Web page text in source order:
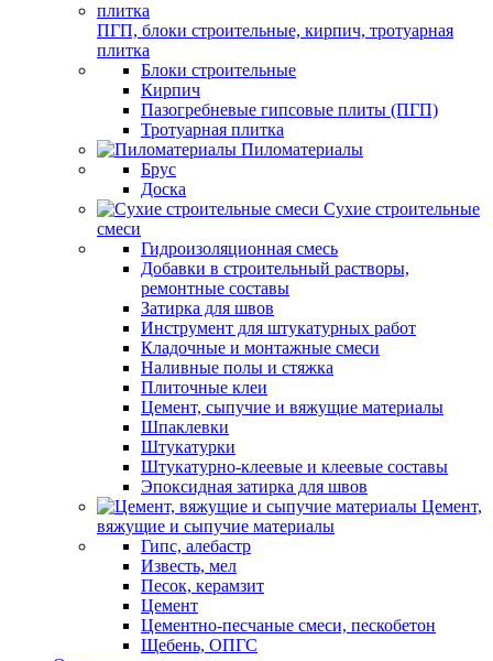
ПГП, блоки строительные, кирпич, тротуарная
плитка
Блоки строительные
Кирпич
Пазогребневые гипсовые плиты (ПГП)
Тротуарная плитка
Пиломатериалы
Брус
Доска
Сухие строительные
смеси
Гидроизоляционная смесь
Добавки в строительный растворы,
ремонтные составы
Затирка для швов
Инструмент для штукатурных работ
Кладочные и монтажные смеси
Наливные полы и стяжка
Плиточные клеи
Цемент, сыпучие и вяжущие материалы
Шпаклевки
Штукатурки
Штукатурно-клеевые и клеевые составы
Эпоксидная затирка для швов
Цемент,
вяжущие и сыпучие материалы
Гипс, алебастр
Известь, мел
Песок, керамзит
Цемент
Цементно-песчаные смеси, пескобетон
Щебень, ОПГС